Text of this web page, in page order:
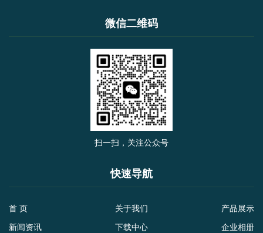
微信二维码
扫一扫，关注公众号
快速导航
首 页 关于我们
产品展示
新闻资讯
下载中心
企业相册